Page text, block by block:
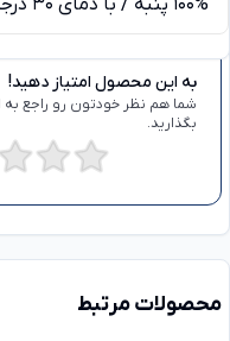
100% پنبه / با دمای 30 درجه شستشو شود
دیدگاه ها
به این محصول امتیاز دهید!
شما هم نظر خودتون رو راجع به
بگذارید.
محصولات مرتبط